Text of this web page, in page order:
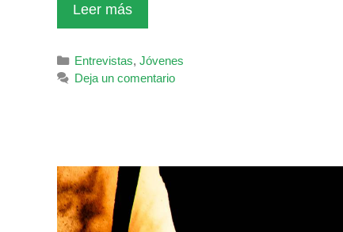
Leer más
Categorías
Entrevistas,Jóvenes
Deja un comentario